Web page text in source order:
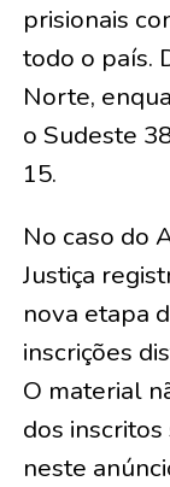
prisionais
todo o país.
Norte,
o Sudeste
15.
No caso do
Justiça
nova etapa
inscrições
O material
dos
neste